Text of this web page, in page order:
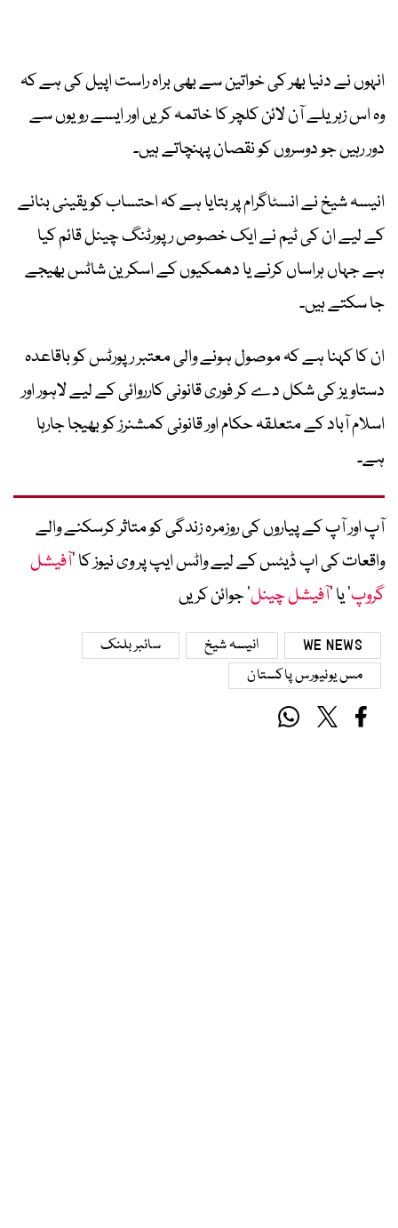
انہوں نے دنیا بھر کی خواتین سے بھی براہ راست اپیل کی ہے کہ
وہ اس زہریلے آن لائن کلچر کا خاتمہ کریں اور ایسے رویوں سے
دور رہیں جو دوسروں کو نقصان پہنچاتے ہیں۔
انیسہ شیخ نے انسٹاگرام پر بتایا ہے کہ احتساب کو یقینی بنانے
کے لیے ان کی ٹیم نے ایک خصوص رپورٹنگ چینل قائم کیا
ہے جہاں ہراساں کرنے یا دھمکیوں کے اسکرین شاٹس بھیجے
جا سکتے ہیں۔
ان کا کہنا ہے کہ موصول ہونے والی معتبر رپورٹس کو باقاعدہ
دستاویز کی شکل دے کر فوری قانونی کارروائی کے لیے لاہور اور
اسلام آباد کے متعلقہ حکام اور قانونی کمشنرز کو بھیجا جارہا
ہے۔
آپ اور آپ کے پیاروں کی روزمرہ زندگی کو متاثر کرسکنے والے
واقعات کی اپ ڈیٹس کے لیے واٹس ایپ پر وی نیوز کا ’آفیشل
گروپ‘ یا ’آفیشل چینل‘ جوائن کریں
WE NEWS انیسہ شیخ
سائبر بلنک
مس یونیورس پاکستان